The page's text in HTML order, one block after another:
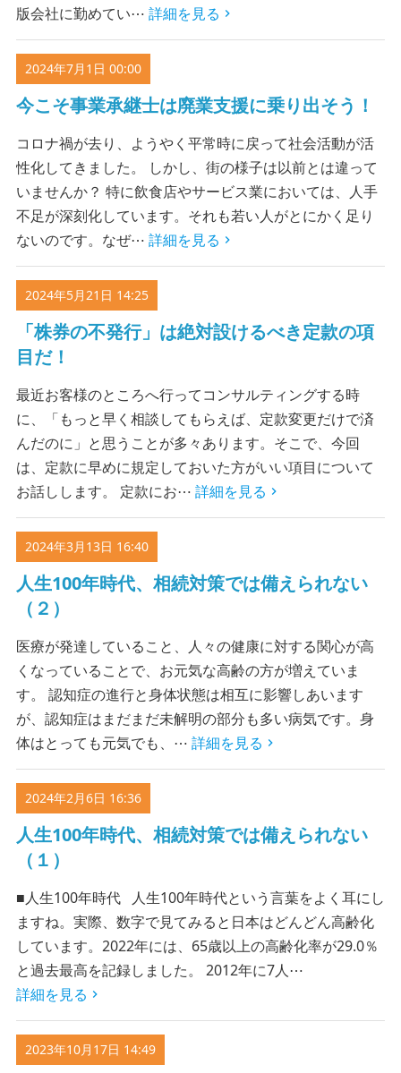
版会社に勤めてい⋯ 詳細を見る
2024年7月1日 00:00
今こそ事業承継士は廃業支援に乗り出そう！
コロナ禍が去り、ようやく平常時に戻って社会活動が活
性化してきました。 しかし、街の様子は以前とは違って
いませんか？ 特に飲食店やサービス業においては、人手
不足が深刻化しています。それも若い人がとにかく足り
ないのです。なぜ⋯ 詳細を見る
2024年5月21日 14:25
「株券の不発行」は絶対設けるべき定款の項
目だ！
最近お客様のところへ行ってコンサルティングする時
に、「もっと早く相談してもらえば、定款変更だけで済
んだのに」と思うことが多々あります。そこで、今回
は、定款に早めに規定しておいた方がいい項目について
お話しします。 定款にお⋯ 詳細を見る
2024年3月13日 16:40
人生100年時代、相続対策では備えられない
（２）
医療が発達していること、人々の健康に対する関心が高
くなっていることで、お元気な高齢の方が増えていま
す。 認知症の進行と身体状態は相互に影響しあいます
が、認知症はまだまだ未解明の部分も多い病気です。身
体はとっても元気でも、⋯ 詳細を見る
2024年2月6日 16:36
人生100年時代、相続対策では備えられない
（１）
■人生100年時代 人生100年時代という言葉をよく耳にし
ますね。実際、数字で見てみると日本はどんどん高齢化
しています。​​2022年には、65歳以上の高齢化率が29.0％
と過去最高を記録しました。 2012年に7人⋯
詳細を見る
2023年10月17日 14:49